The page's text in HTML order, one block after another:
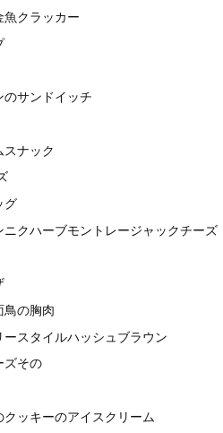
クラッカー
サンドイッチ
ナック
グ
クハーブモントレージャックチーズ
鳥の胸肉
スタイルハッシュブラウン
ズその
ッキーのアイスクリーム